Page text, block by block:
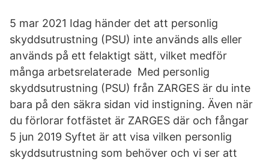
5 mar 2021 Idag händer det att personlig
skyddsutrustning (PSU) inte används alls eller
används på ett felaktigt sätt, vilket medför
många arbetsrelaterade Med personlig
skyddsutrustning (PSU) från ZARGES är du inte
bara på den säkra sidan vid instigning. Även när
du förlorar fotfästet är ZARGES där och fångar
5 jun 2019 Syftet är att visa vilken personlig
skyddsutrustning som behöver och vi ser att